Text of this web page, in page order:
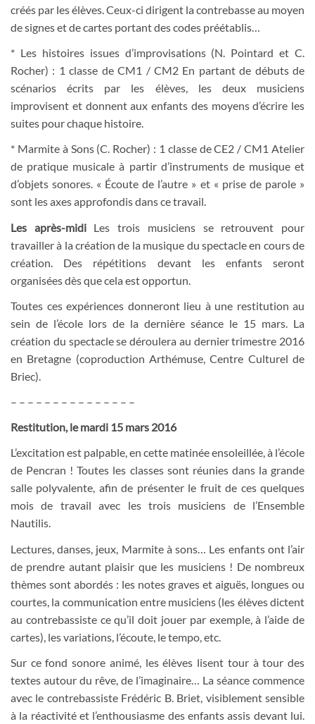
créés par les élèves. Ceux-ci dirigent la contrebasse au moyen
de signes et de cartes portant des codes préétablis…
* Les histoires issues d’improvisations (N. Pointard et C.
Rocher) : 1 classe de CM1 / CM2 En partant de débuts de
scénarios écrits par les élèves, les deux musiciens
improvisent et donnent aux enfants des moyens d’écrire les
suites pour chaque histoire.
* Marmite à Sons (C. Rocher) : 1 classe de CE2 / CM1 Atelier
de pratique musicale à partir d’instruments de musique et
d’objets sonores. « Écoute de l’autre » et « prise de parole »
sont les axes approfondis dans ce travail.
Les après-midiLes trois musiciens se retrouvent pour
travailler à la création de la musique du spectacle en cours de
création. Des répétitions devant les enfants seront
organisées dès que cela est opportun.
Toutes ces expériences donneront lieu à une restitution au
sein de l’école lors de la dernière séance le 15 mars. La
création du spectacle se déroulera au dernier trimestre 2016
en Bretagne (coproduction Arthémuse, Centre Culturel de
Briec).
– – – – – – – – – – – – – – –
Restitution, le mardi 15 mars 2016
L’excitation est palpable, en cette matinée ensoleillée, à l’école
de Pencran ! Toutes les classes sont réunies dans la grande
salle polyvalente, afin de présenter le fruit de ces quelques
mois de travail avec les trois musiciens de l’Ensemble
Nautilis.
Lectures, danses, jeux, Marmite à sons… Les enfants ont l’air
de prendre autant plaisir que les musiciens ! De nombreux
thèmes sont abordés : les notes graves et aiguës, longues ou
courtes, la communication entre musiciens (les élèves dictent
au contrebassiste ce qu’il doit jouer par exemple, à l’aide de
cartes), les variations, l’écoute, le tempo, etc.
Sur ce fond sonore animé, les élèves lisent tour à tour des
textes autour du rêve, de l’imaginaire… La séance commence
avec le contrebassiste Frédéric B. Briet, visiblement sensible
à la réactivité et l’enthousiasme des enfants assis devant lui.